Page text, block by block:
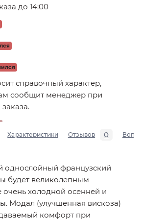
до 14:00
справочный характер,
сообщит менеджер при
Характеристики Отзывов 0
однослойный французский
будет великолепным
холодной осенней и
Модал (улучшенная вискоза)
комфорт при